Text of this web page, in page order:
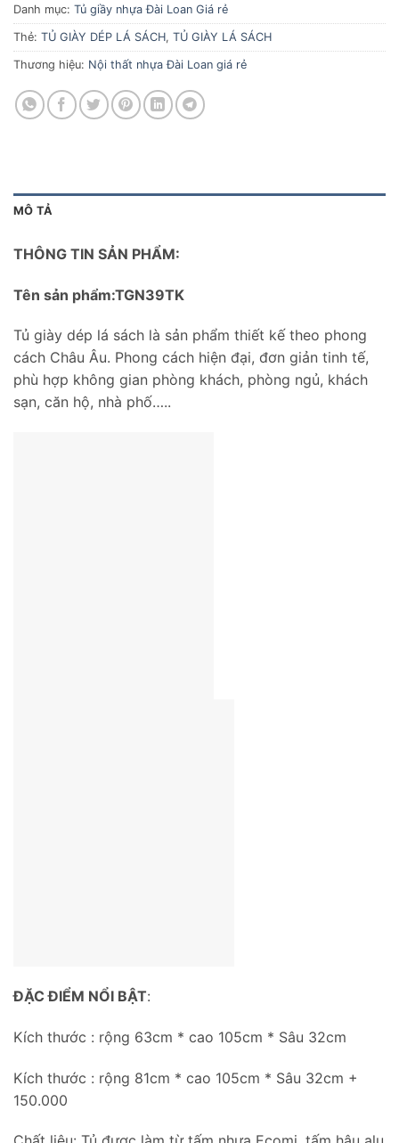
Danh mục: Tủ giầy nhựa Đài Loan Giá rẻ
Thẻ: TỦ GIÀY DÉP LÁ SÁCH, TỦ GIÀY LÁ SÁCH
Thương hiệu: Nội thất nhựa Đài Loan giá rẻ
MÔ TẢ
THÔNG TIN SẢN PHẨM:
Tên sản phẩm:TGN39TK
Tủ giày dép lá sách là sản phẩm thiết kế theo phong
cách Châu Âu. Phong cách hiện đại, đơn giản tinh tế,
phù hợp không gian phòng khách, phòng ngủ, khách
sạn, căn hộ, nhà phố…..
ĐẶC ĐIỂM NỔI BẬT:
Kích thước : rộng 63cm * cao 105cm * Sâu 32cm
Kích thước : rộng 81cm * cao 105cm * Sâu 32cm +
150.000